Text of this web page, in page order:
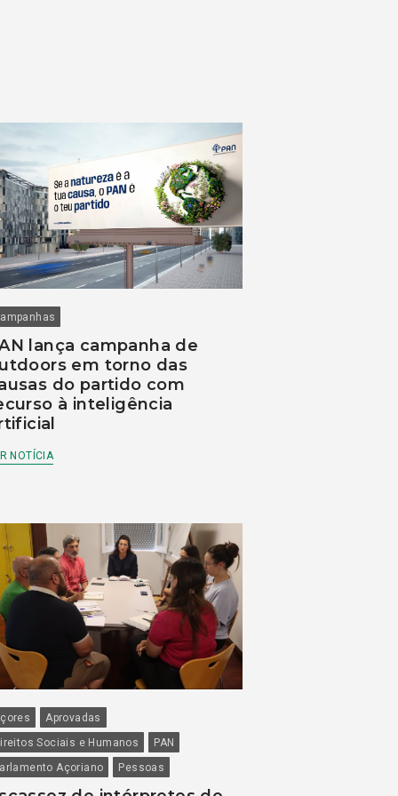
lança campanha de
em torno das
do partido com
à inteligência
NOTÍCIA
Aprovadas
Sociais e Humanos
PAN
Açoriano
Pessoas